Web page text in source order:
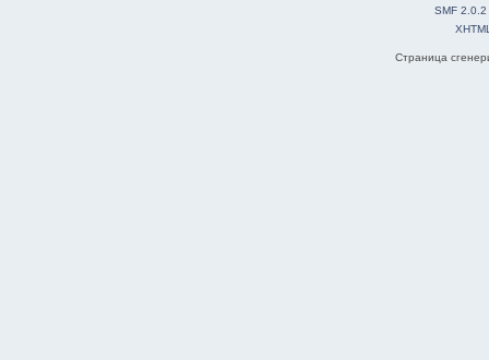
SMF 2.0.2
Страница